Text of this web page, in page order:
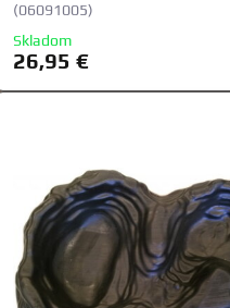
(06091005)
Skladom
26,95 €